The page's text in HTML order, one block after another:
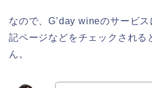
なので、G’day wineのサービ
記ページなどをチェックされる
ん。